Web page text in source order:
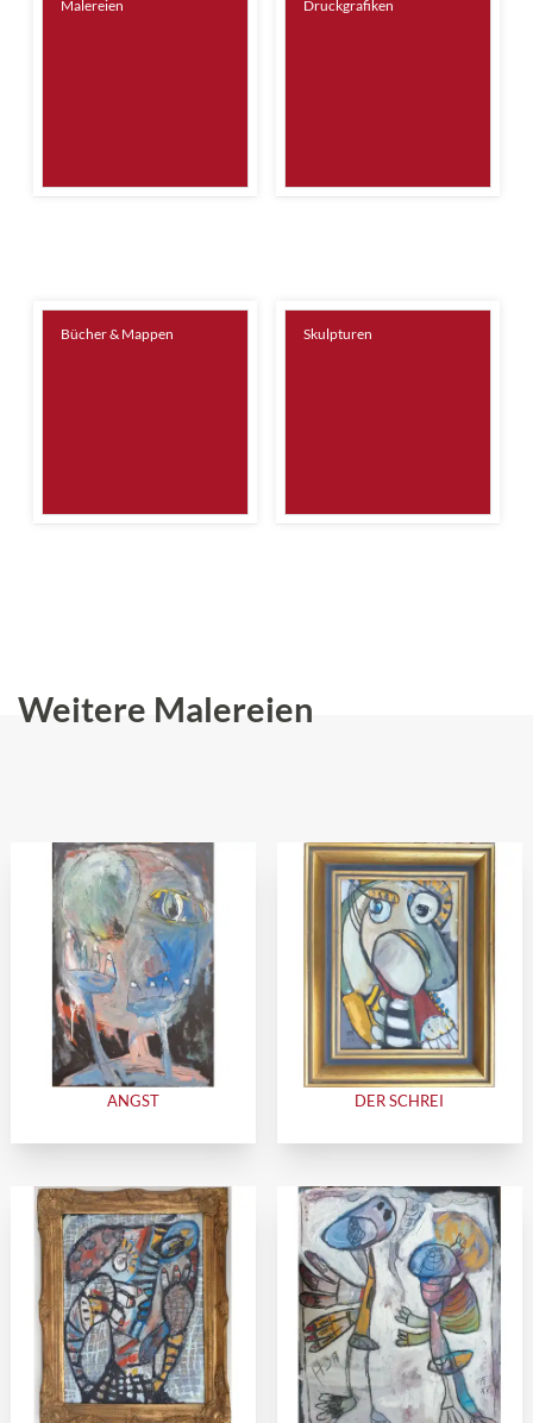
Malereien Druckgrafiken
Bücher & Mappen Skulpturen
Weitere Malereien
ANGST DER SCHREI